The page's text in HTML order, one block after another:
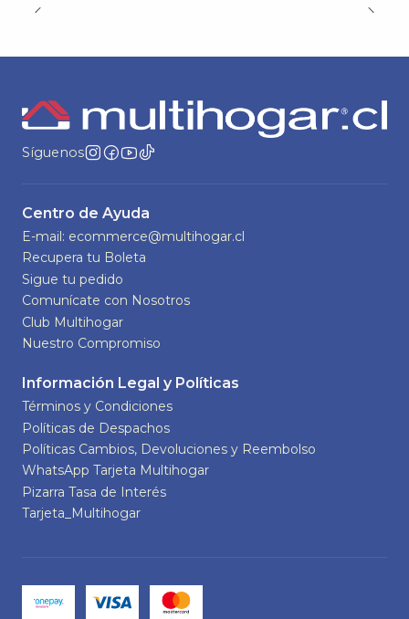
Síguenos
Centro de Ayuda
E-mail: ecommerce@multihogar.cl
Recupera tu Boleta
Sigue tu pedido
Comunícate con Nosotros
Club Multihogar
Nuestro Compromiso
Información Legal y Políticas
Términos y Condiciones
Políticas de Despachos
Políticas Cambios, Devoluciones y Reembolso
WhatsApp Tarjeta Multihogar
Pizarra Tasa de Interés
Tarjeta_Multihogar